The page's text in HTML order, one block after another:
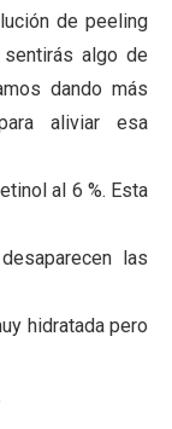
de peeling
algo de
dando más
aliviar esa
al 6 %. Esta
las
hidratada pero